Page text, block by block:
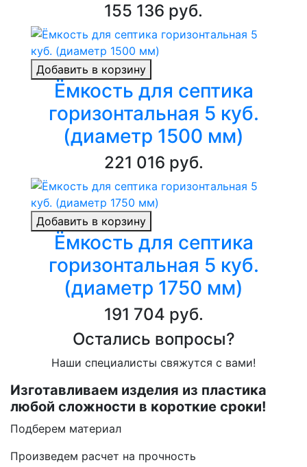
155 136 руб.
Добавить в корзину
Ёмкость для септика
горизонтальная 5 куб.
(диаметр 1500 мм)
221 016 руб.
Добавить в корзину
Ёмкость для септика
горизонтальная 5 куб.
(диаметр 1750 мм)
191 704 руб.
Остались вопросы?
Наши специалисты свяжутся с вами!
Изготавливаем изделия из пластика
любой сложности в короткие сроки!
Подберем материал
Произведем расчет на прочность